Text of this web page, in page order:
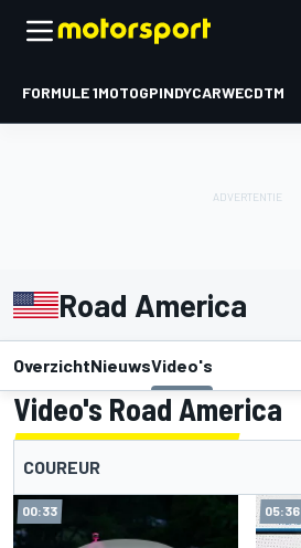
FORMULE 1MOTOGPINDYCARWECDTM
Road America
OverzichtNieuwsVideo's
Video's Road America
COUREUR
00:33 05:36